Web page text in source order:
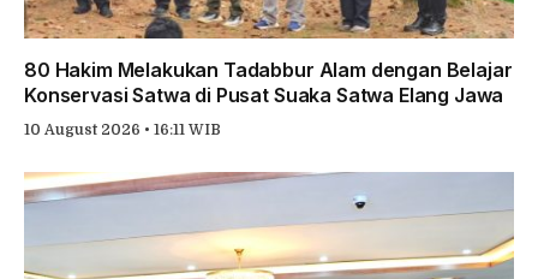
80 Hakim Melakukan Tadabbur Alam dengan Belajar
Konservasi Satwa di Pusat Suaka Satwa Elang Jawa
10 August 2026 • 16:11 WIB